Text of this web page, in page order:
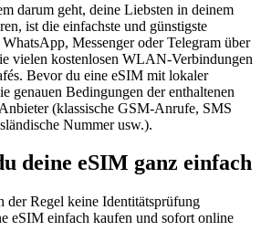
darum geht, deine Liebsten in deinem
ist die einfachste und günstigste
Messenger oder Telegram über
vielen kostenlosen WLAN-Verbindungen
Bevor du eine eSIM mit lokaler
genauen Bedingungen der enthaltenen
(klassische GSM-Anrufe, SMS
Nummer usw.).
deine eSIM ganz einfach
der Regel keine Identitätsprüfung
eSIM einfach kaufen und sofort online